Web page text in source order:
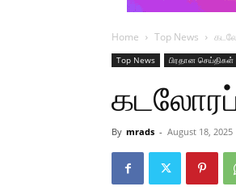
Home Top News
Top News பிரதான செய்திகள்
கடலோரப்
By mrads - August 18, 2025